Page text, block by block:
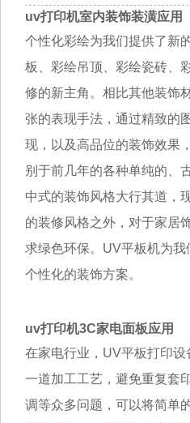
uv打印机室内装饰装潢应用
个性化彩绘为我们提供了新
板、彩绘吊顶、彩绘瓷砖、
修的新主角。相比其他装饰
张的表现手法，通过精致的
现，以及高品位的装饰效果
别于前几年的各种单纯的、
中式的装饰风格大行其道，
的装修风格之外，对于家居
求绿色环保。UV平板机为
个性化的装饰方案。
uv打印机3C家电面板应用
在家电行业， UV平板打印设
一道加工工艺，避免重复套
调等众多问题，可以将简单